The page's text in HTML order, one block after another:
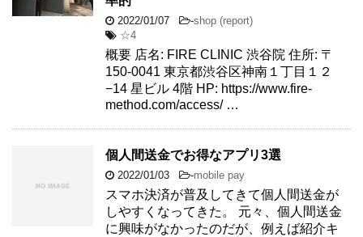
2022/01/07 -shop (report)
☆4
概要 店名: FIRE CLINIC 渋谷院 住所: 〒
150-0041 東京都渋谷区神南１丁目１２
−14 星ビル 4階 HP: https://www.fire-
method.com/access/ …
個人間送金でお得なアプリ3選
2022/01/03 -mobile pay
スマホ決済が普及してきて個人間送金が
しやすくなってきた。 元々、個人間送金
に興味がなかったのだが、例えば紹介キ